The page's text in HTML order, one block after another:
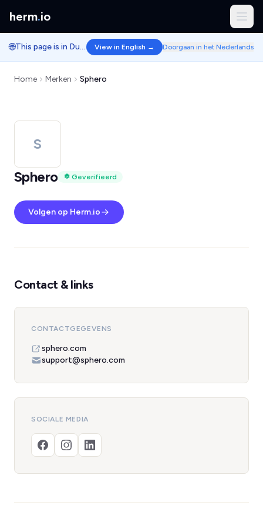
herm.io
🌐 This page is in Dutch. View in English → Doorgaan in het Nederlands
Home Merken Sphero
S
Sphero
Geverifieerd
Volgen op Herm.io
Contact & links
CONTACTGEGEVENS
sphero.com
support@sphero.com
SOCIALE MEDIA